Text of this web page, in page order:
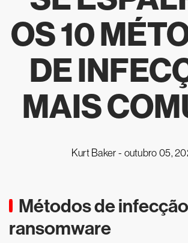
OS 10
DE
MAIS
Kurt Baker - outubro 05,
Métodos de
ransomware